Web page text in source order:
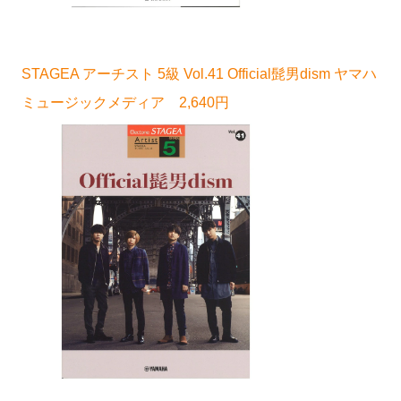
STAGEA アーチスト 5級 Vol.41 Official髭男dism ヤマハ
ミュージックメディア 2,640円